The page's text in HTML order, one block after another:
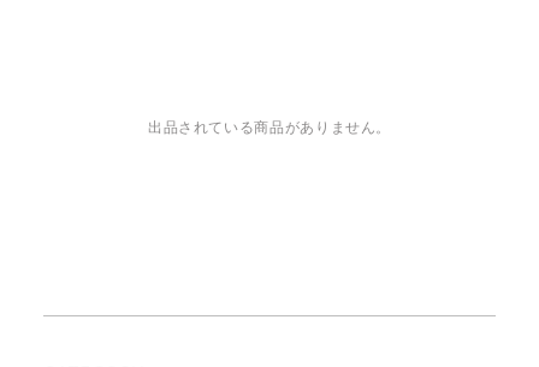
出品されている商品がありません。